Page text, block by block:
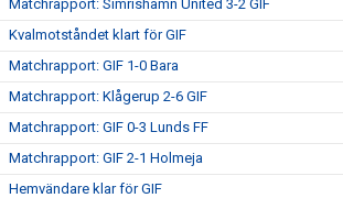
Matchrapport: Simrishamn United 3-2 GIF
Kvalmotståndet klart för GIF
Matchrapport: GIF 1-0 Bara
Matchrapport: Klågerup 2-6 GIF
Matchrapport: GIF 0-3 Lunds FF
Matchrapport: GIF 2-1 Holmeja
Hemvändare klar för GIF